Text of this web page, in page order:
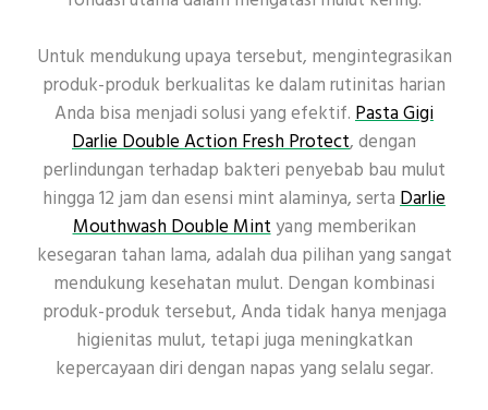
Untuk mendukung upaya tersebut, mengintegrasikan
produk-produk berkualitas ke dalam rutinitas harian
Anda bisa menjadi solusi yang efektif.Pasta Gigi
Darlie Double Action Fresh Protect, dengan
perlindungan terhadap bakteri penyebab bau mulut
hingga 12 jam dan esensi mint alaminya, sertaDarlie
Mouthwash Double Mintyang memberikan
kesegaran tahan lama, adalah dua pilihan yang sangat
mendukung kesehatan mulut. Dengan kombinasi
produk-produk tersebut, Anda tidak hanya menjaga
higienitas mulut, tetapi juga meningkatkan
kepercayaan diri dengan napas yang selalu segar.